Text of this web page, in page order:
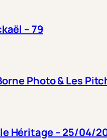
– 79
Photo & Les
Héritage – 25/04/